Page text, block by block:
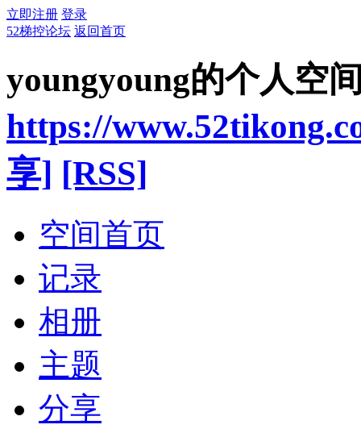
立即注册 登录
52梯控论坛 返回首页
youngyoung的个人空
https://
享] [RSS]
空间首页
记录
相册
主题
分享